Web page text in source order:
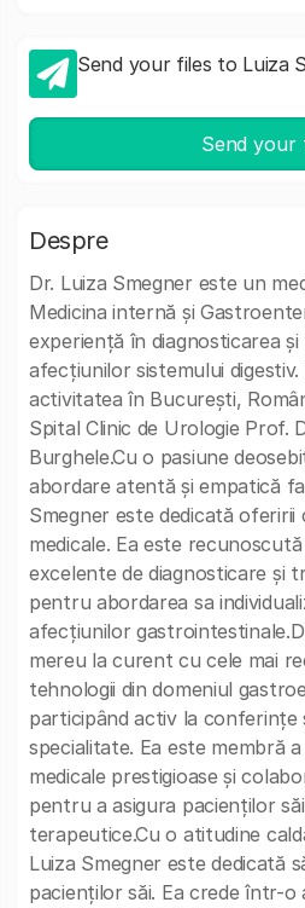
Send your files to Luiza
Send your
Despre
Dr. Luiza Smegner este un
Medicina internă și
experiență în diagnosticarea
afecțiunilor sistemului digestiv.
activitatea în București,
Spital Clinic de Urologie Prof.
Burghele.Cu o pasiune
abordare atentă și empatică
Smegner este dedicată oferirii
medicale. Ea este
excelente de diagnosticare și
pentru abordarea sa
afecțiunilor
mereu la curent cu cele mai
tehnologii din domeniul
participând activ la conferințe
specialitate. Ea este membră
medicale prestigioase și
pentru a asigura pacienților
terapeutice.Cu o atitudine
Luiza Smegner este dedicată
pacienților săi. Ea crede într-o